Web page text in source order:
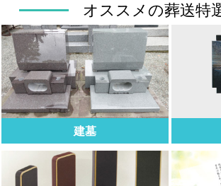
オススメの葬送特
建墓